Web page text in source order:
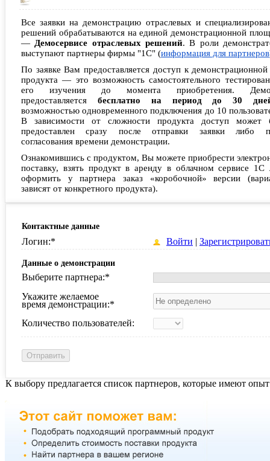
Все заявки на демонстрацию отраслевых и
решений обрабатываются на единой демонстрационной
— Демосервисе отраслевых решений. В роли
выступают партнеры фирмы "1С" (информация для партнеров
По заявке Вам предоставляется доступ к демонстрационной
продукта — это возможность самостоятельного
его изучения до момента приобретения.
предоставляется бесплатно на период до 30
возможностью одновременного подключения до 10
В зависимости от сложности продукта доступ может
предоставлен сразу после отправки заявки либо
согласования времени демонстрации.
Ознакомившись с продуктом, Вы можете приобрести
поставку, взять продукт в аренду в облачном сервисе 1С
оформить у партнера заказ «коробочной» версии
зависят от конкретного продукта).
Контактные данные
Логин:* Войти |
Данные о демонстрации
Выберите партнера:*
Укажите желаемое
время демонстрации:*
Количество пользователей:
К выбору предлагается список партнеров, которые имеют